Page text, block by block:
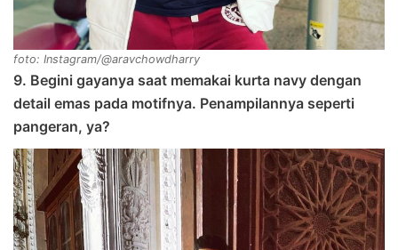
foto: Instagram/@aravchowdharry
9. Begini gayanya saat memakai kurta navy dengan
detail emas pada motifnya. Penampilannya seperti
pangeran, ya?